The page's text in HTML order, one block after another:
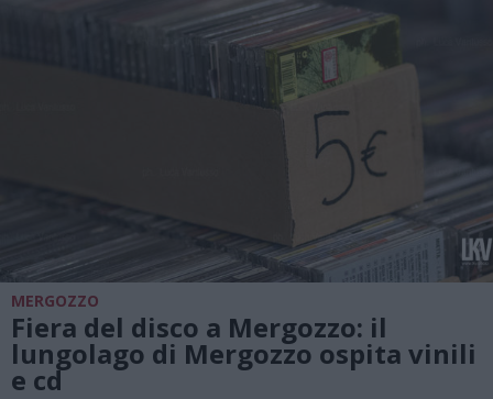
MERGOZZO
Fiera del disco a Mergozzo: il
lungolago di Mergozzo ospita vinili
e cd